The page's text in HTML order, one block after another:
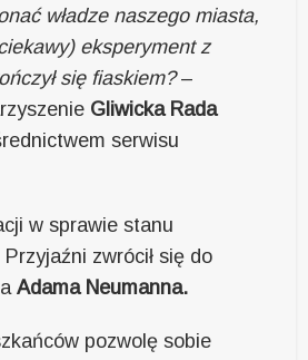
władze naszego miasta,
eksperyment z
się fiaskiem?–
Gliwicka Rada
serwisu
w sprawie stanu
zwrócił się do
Adama Neumanna.
pozwolę sobie